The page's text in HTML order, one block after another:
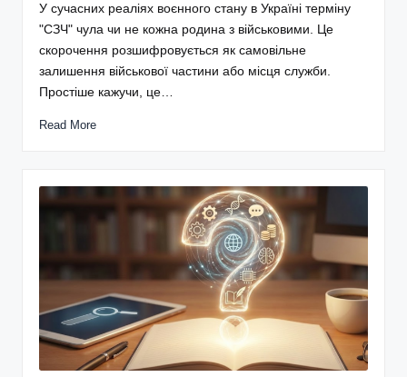
У сучасних реаліях воєнного стану в Україні терміну
"СЗЧ" чула чи не кожна родина з військовими. Це
скорочення розшифровується як самовільне
залишення військової частини або місця служби.
Простіше кажучи, це…
Read More